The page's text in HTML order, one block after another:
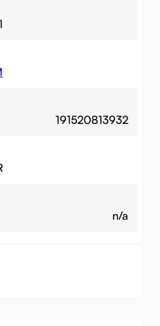
191520813932
n/a